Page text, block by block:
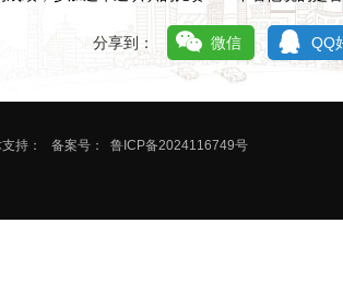
分享到： 微信 QQ
持： 备案号： 鲁ICP备2024116749号